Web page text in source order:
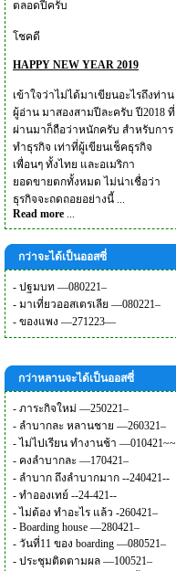
ตลอดปีครับ
โชคดี
HAPPY NEW YEAR 2019
เข้าใจว่าไม่ได้มาเขียนอะไรถึงท่าน
ผู้อ่าน มาสองสามปีละครับ ปี2018 ที่
ผ่านมาก็ถือว่าหนักครับ สำหรับการ
ทำธุรกิจ เท่าที่ผู้เขียนเช็คธุรกิจ
เพื่อนๆ ทั้งไทย และอเมริกา
ยอดขายตกทั้งหมด ไม่น่าเชื่อว่า
ธุรกิจจะถดถอยอย่างนี้ ...
Read more ...
กว่าจะได้เป็นออสซี่
- ปฐมบท —080221–
- มาเที่ยวออสเตรเลีย —080221–
- ของแพง —271223—
กว่าหลานจะได้เป็นออสซี่
- ภาระกิจใหม่ —250221–
- ลำบากละ หลานชาย —260321–
- ไม่ไปเรียน ทำงานช้า —010421~~
- คงลำบากละ —170421–
- ลำบาก ถึงลำบากมาก --240421--
- ทำอองเทย์ --24-421--
- ไม่ต้อง ทำอะไร แล้ว -260421–
- Boarding house —280421–
- วันที่11 ของ boarding —080521–
- ประชุมติดตามผล —100521–